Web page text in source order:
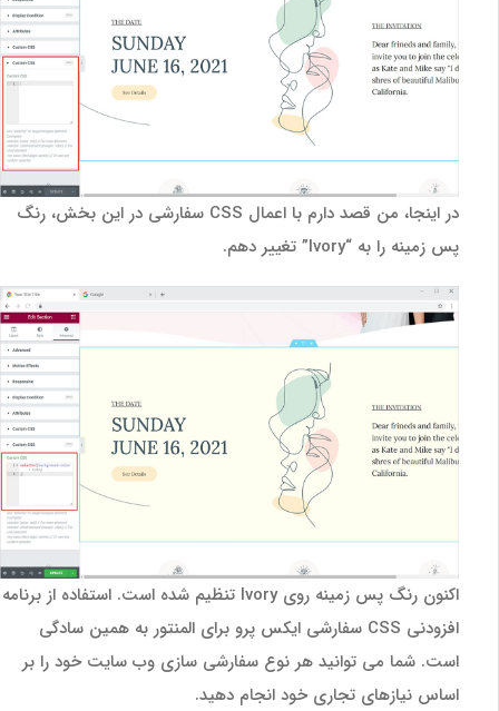
در اینجا، من قصد دارم با اعمال CSS سفارشی در این بخش، رنگ
پس زمینه را به “Ivory” تغییر دهم.
اکنون رنگ پس زمینه روی Ivory تنظیم شده است. استفاده از برنامه
افزودنی CSS سفارشی ایکس پرو برای المنتور به همین سادگی
است. شما می توانید هر نوع سفارشی سازی وب سایت خود را بر
اساس نیازهای تجاری خود انجام دهید.